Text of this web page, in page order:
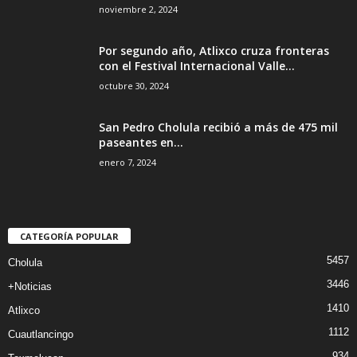
noviembre 2, 2024
Por segundo año, Atlixco cruza fronteras
con el Festival Internacional Valle...
octubre 30, 2024
San Pedro Cholula recibió a más de 475 mil
paseantes en...
enero 7, 2024
CATEGORÍA POPULAR
Cholula 5457
+Noticias 3446
Atlixco 1410
Cuautlancingo 1112